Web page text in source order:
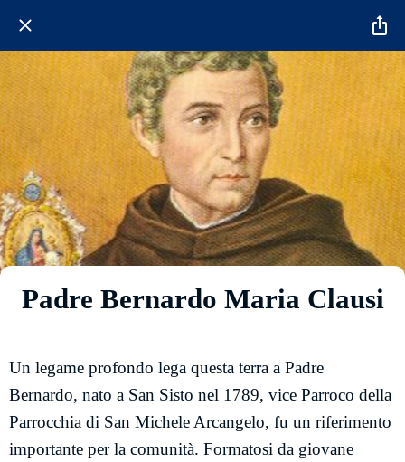
Padre Bernardo Maria Clausi
Un legame profondo lega questa terra a Padre
Bernardo, nato a San Sisto nel 1789, vice Parroco della
Parrocchia di San Michele Arcangelo, fu un riferimento
importante per la comunità. Formatosi da giovane